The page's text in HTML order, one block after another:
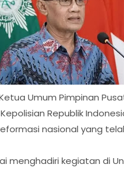
Umum Pimpinan
Republik
nasional yang
menghadiri kegiatan di